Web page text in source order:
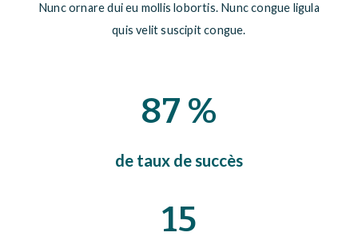
Nunc ornare dui eu mollis lobortis. Nunc congue ligula
quis velit suscipit congue.
87 %
de taux de succès
15